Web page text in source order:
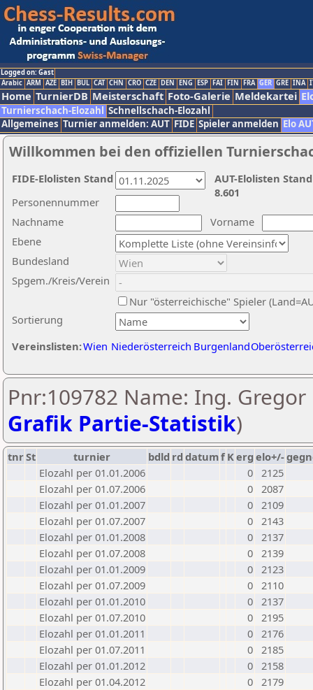
Logged on: Gast
Arabic ARM AZE BIH BUL CAT CHN CRO CZE DEN ENG ESP FAI FIN FRA GER GRE INA
Home TurnierDB Meisterschaft Foto-Galerie Meldekartei
Turnierschach-Elozahl Schnellschach-Elozahl
Allgemeines Turnier anmelden: AUT FIDE Spieler anmelden Elo
Willkommen bei den offiziellen
Nachname
Vorname
Ebene
Sortierung
Personennummer
Bundesland
Spgem./Kreis/Verein
Nur "österreichische" Spieler
Vereinslisten:Wien Niederösterreich Burgenland
AUT-Elolisten
8.601
FIDE-Elolisten Stand
Pnr:109782 Name: Ing.
Grafik Partie-Statistik)
tnrSt turnier bdld rd datumf Kerg elo+/-
Elozahl per 01.01.2006
0 2125
Elozahl per 01.07.2006
0 2087
Elozahl per 01.01.2007
0 2109
Elozahl per 01.07.2007
0 2143
Elozahl per 01.01.2008
0 2137
Elozahl per 01.07.2008
0 2139
Elozahl per 01.01.2009
0 2123
Elozahl per 01.07.2009
0 2110
Elozahl per 01.01.2010
0 2137
Elozahl per 01.07.2010
0 2195
Elozahl per 01.01.2011
0 2176
Elozahl per 01.07.2011
0 2185
Elozahl per 01.01.2012
0 2158
Elozahl per 01.04.2012
0 2179